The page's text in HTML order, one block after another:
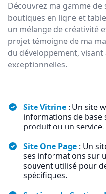
Découvrez ma gamme
boutiques en ligne et
un mélange de créativité
projet témoigne de ma
du développement, visant
exceptionnelles.
Site Vitrine : Un site
informations de base
produit ou un service.
Site One Page : Un
ses informations sur
souvent utilisé pour
spécifiques.